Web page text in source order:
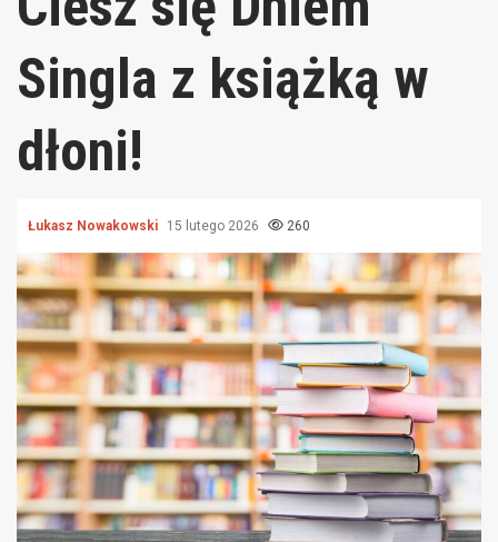
Singla z książką w
dłoni!
Łukasz Nowakowski 15 lutego 2026 260